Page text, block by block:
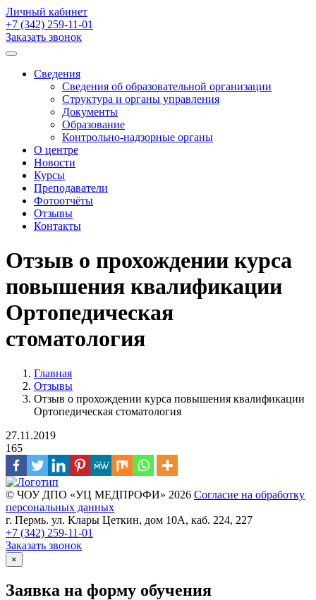
Личный кабинет
+7 (342) 259-11-01
Заказать звонок
Сведения
Сведения об образовательной организации
Структура и органы управления
Документы
Образование
Контрольно-надзорные органы
О центре
Новости
Курсы
Преподаватели
Фотоотчёты
Отзывы
Контакты
Отзыв о прохождении курса
повышения квалификации
Ортопедическая
стоматология
Главная
Отзывы
Отзыв о прохождении курса повышения квалификации
Ортопедическая стоматология
27.11.2019
165
© ЧОУ ДПО «УЦ МЕДПРОФИ» 2026 Согласие на обработку
персональных данных
г. Пермь. ул. Клары Цеткин, дом 10А, каб. 224, 227
+7 (342) 259-11-01
Заказать звонок
×
Заявка на форму обучения